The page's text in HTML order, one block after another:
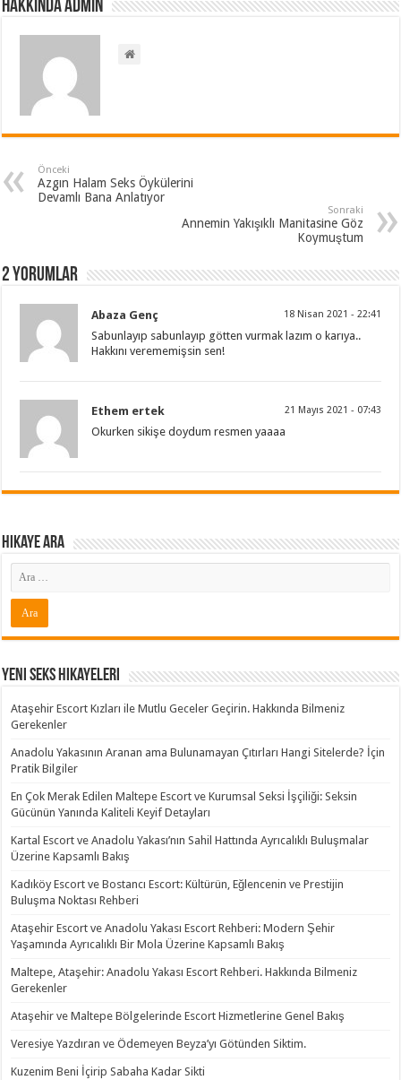
Hakkında admin
Önceki
Azgın Halam Seks Öykülerini
Devamlı Bana Anlatıyor
Sonraki
Annemin Yakışıklı Manitasine Göz
Koymuştum
2 Yorumlar
Abaza Genç 18 Nisan 2021 - 22:41
Sabunlayıp sabunlayıp götten vurmak lazım o karıya..
Hakkını verememişsin sen!
Ethem ertek 21 Mayıs 2021 - 07:43
Okurken sikişe doydum resmen yaaaa
Hikaye ARA
Yeni Seks Hikayeleri
Ataşehir Escort Kızları ile Mutlu Geceler Geçirin. Hakkında Bilmeniz
Gerekenler
Anadolu Yakasının Aranan ama Bulunamayan Çıtırları Hangi Sitelerde? İçin
Pratik Bilgiler
En Çok Merak Edilen Maltepe Escort ve Kurumsal Seksi İşçiliği: Seksin
Gücünün Yanında Kaliteli Keyif Detayları
Kartal Escort ve Anadolu Yakası’nın Sahil Hattında Ayrıcalıklı Buluşmalar
Üzerine Kapsamlı Bakış
Kadıköy Escort ve Bostancı Escort: Kültürün, Eğlencenin ve Prestijin
Buluşma Noktası Rehberi
Ataşehir Escort ve Anadolu Yakası Escort Rehberi: Modern Şehir
Yaşamında Ayrıcalıklı Bir Mola Üzerine Kapsamlı Bakış
Maltepe, Ataşehir: Anadolu Yakası Escort Rehberi. Hakkında Bilmeniz
Gerekenler
Ataşehir ve Maltepe Bölgelerinde Escort Hizmetlerine Genel Bakış
Veresiye Yazdıran ve Ödemeyen Beyza’yı Götünden Siktim.
Kuzenim Beni İçirip Sabaha Kadar Sikti